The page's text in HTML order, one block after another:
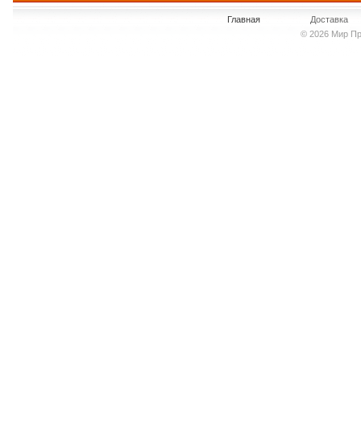
Главная
Доставка
© 2026 Мир